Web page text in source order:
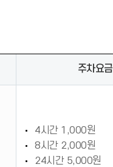
주차요금
4시간 1,000원
8시간 2,000원
24시간 5,000원